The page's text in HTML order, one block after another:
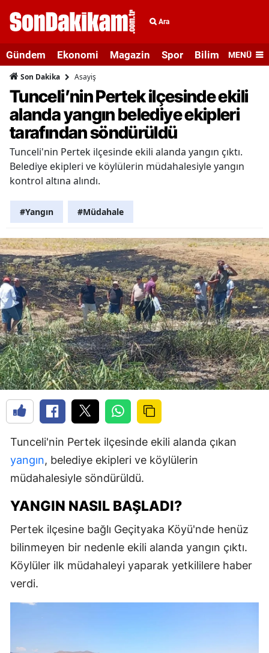
Ara
Gündem Ekonomi Magazin Spor Bilim veMENÜ
Son Dakika Asayiş
Tunceli’nin Pertek ilçesinde ekili
alanda yangın belediye ekipleri
tarafından söndürüldü
Tunceli'nin Pertek ilçesinde ekili alanda yangın çıktı.
Belediye ekipleri ve köylülerin müdahalesiyle yangın
kontrol altına alındı.
#Yangın #Müdahale
Tunceli'nin Pertek ilçesinde ekili alanda çıkan
yangın, belediye ekipleri ve köylülerin
müdahalesiyle söndürüldü.
YANGIN NASIL BAŞLADI?
Pertek ilçesine bağlı Geçityaka Köyü'nde henüz
bilinmeyen bir nedenle ekili alanda yangın çıktı.
Köylüler ilk müdahaleyi yaparak yetkililere haber
verdi.